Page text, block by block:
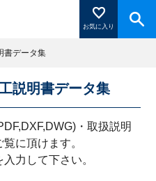
お気に入り
登録」を押すと登録した
書データ集
説明書データ集
・取扱説明
に頂けます。
力して下さい。